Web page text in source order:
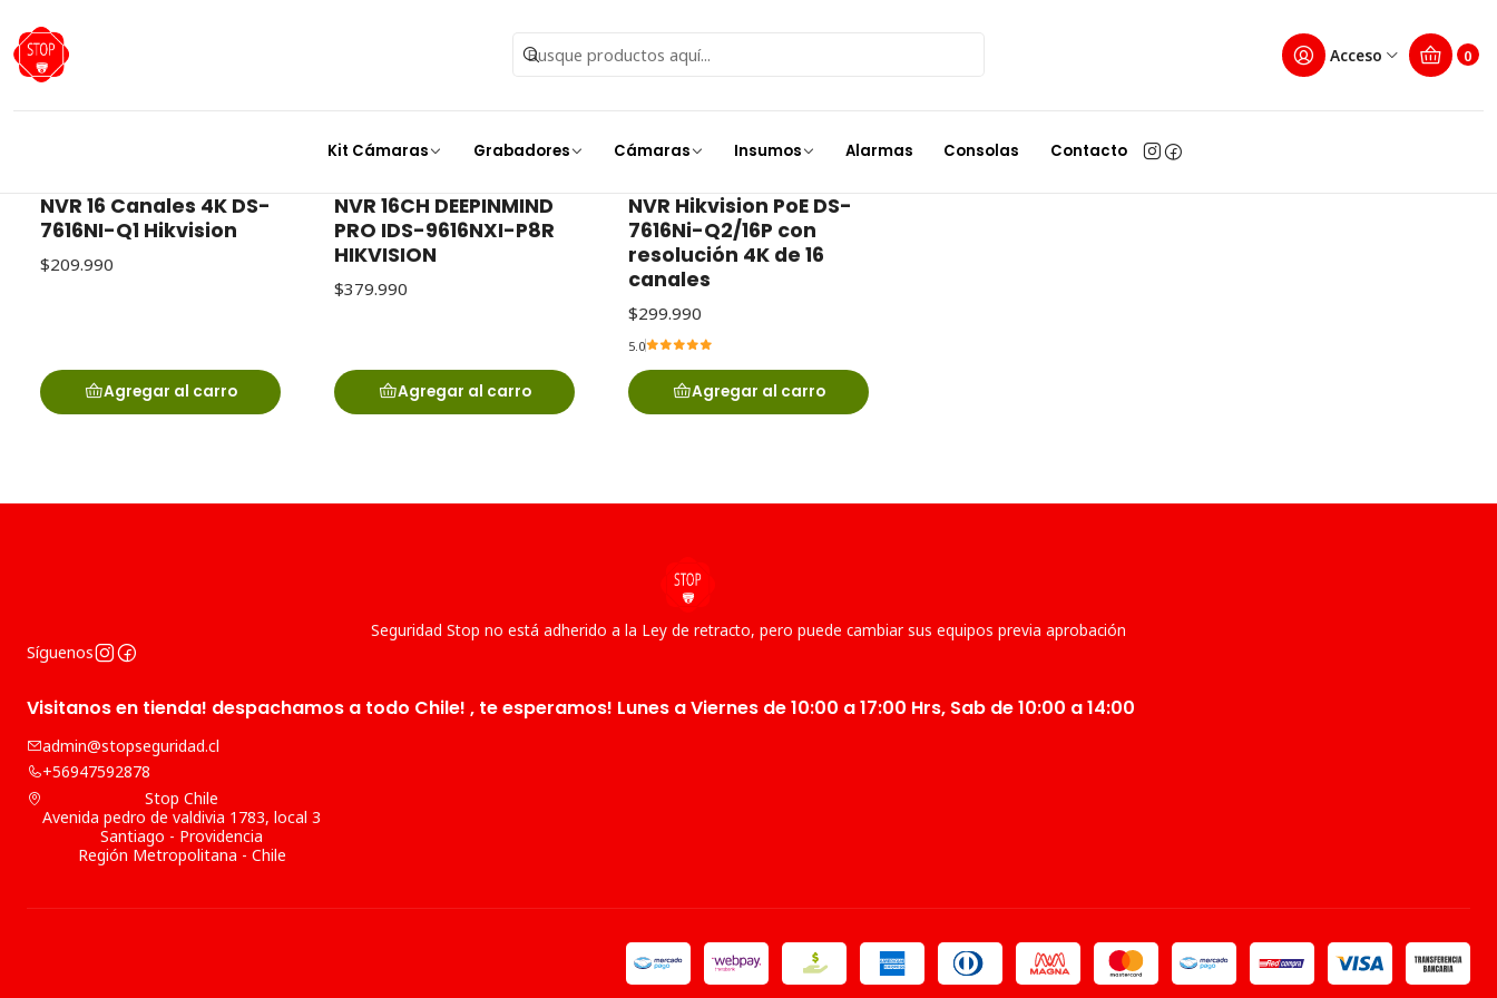
Acceso 0
Kit Cámaras Grabadores Cámaras Insumos Alarmas Consolas Contacto
NVR 16 canales
NVR 16 Canales 4K DS-
7616NI-Q1 Hikvision
$209.990
Agregar al carro
NVR 16CH DEEPINMIND
PRO IDS-9616NXI-P8R
HIKVISION
$379.990
Agregar al carro
NVR Hikvision PoE DS-
7616Ni-Q2/16P con
resolución 4K de 16
canales
$299.990
5.0
Agregar al carro
Seguridad Stop no está adherido a la Ley de retracto, pero puede cambiar sus equipos previa aprobación
Síguenos
Visitanos en tienda! despachamos a todo Chile! , te esperamos! Lunes a Viernes de 10:00 a 17:00 Hrs, Sab de 10:00 a 14:00
admin@stopseguridad.cl
+56947592878
Stop Chile
Avenida pedro de valdivia 1783, local 3
Santiago - Providencia
Región Metropolitana - Chile